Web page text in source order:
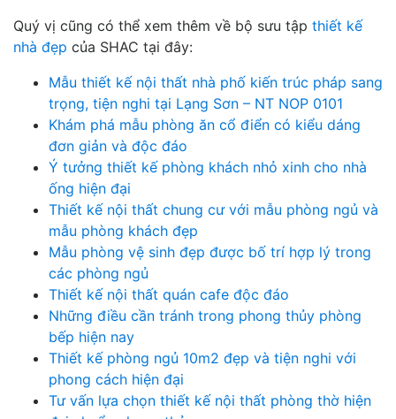
Quý vị cũng có thể xem thêm về bộ sưu tập thiết kế
nhà đẹp của SHAC tại đây:
Mẫu thiết kế nội thất nhà phố kiến trúc pháp sang
trọng, tiện nghi tại Lạng Sơn – NT NOP 0101
Khám phá mẫu phòng ăn cổ điển có kiểu dáng
đơn giản và độc đáo
Ý tưởng thiết kế phòng khách nhỏ xinh cho nhà
ống hiện đại
Thiết kế nội thất chung cư với mẫu phòng ngủ và
mẫu phòng khách đẹp
Mẫu phòng vệ sinh đẹp được bố trí hợp lý trong
các phòng ngủ
Thiết kế nội thất quán cafe độc đáo
Những điều cần tránh trong phong thủy phòng
bếp hiện nay
Thiết kế phòng ngủ 10m2 đẹp và tiện nghi với
phong cách hiện đại
Tư vấn lựa chọn thiết kế nội thất phòng thờ hiện